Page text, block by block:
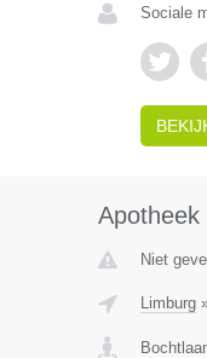
Sociale
Apotheek
Niet
Limburg